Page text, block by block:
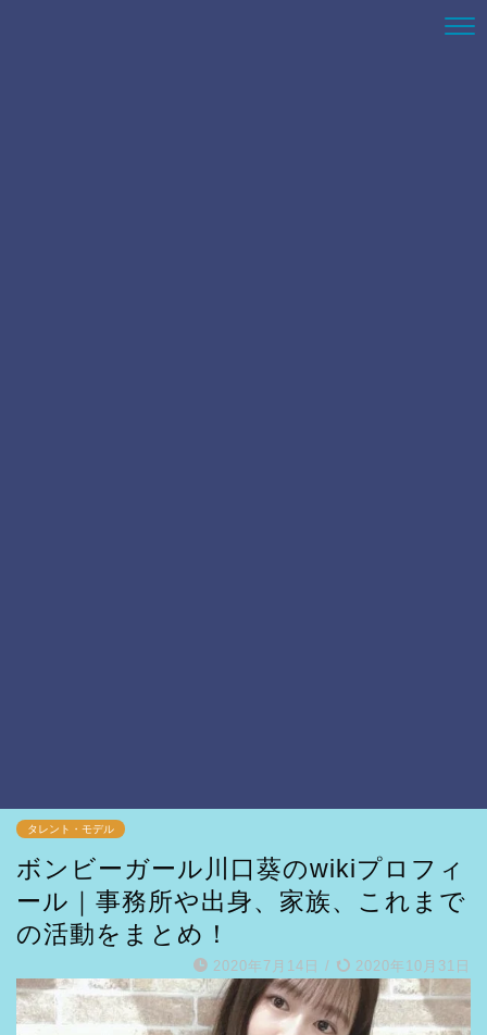
タレント・モデル
ボンビーガール川口葵のwikiプロフィ
ール｜事務所や出身、家族、これまで
の活動をまとめ！
2020年7月14日 / 2020年10月31日